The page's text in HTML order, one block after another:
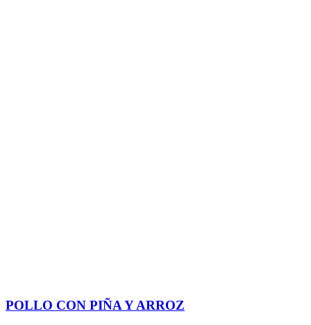
POLLO CON PIÑA Y ARROZ